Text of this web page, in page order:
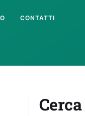
CONTATTI
Cerca